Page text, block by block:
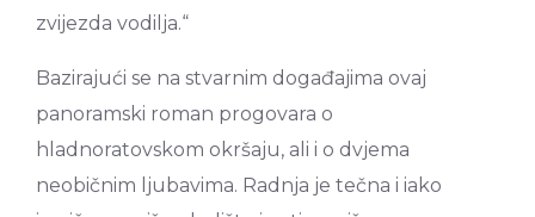
zvijezda vodilja.“
Bazirajući se na stvarnim događajima ovaj
panoramski roman progovara o
hladnoratovskom okršaju, ali i o dvjema
neobičnim ljubavima. Radnja je tečna i iako